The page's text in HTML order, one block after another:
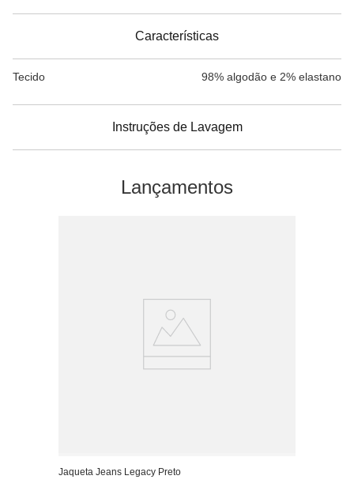
Características
Tecido 98% algodão e 2% elastano
Instruções de Lavagem
Lançamentos
Jaqueta Jeans Legacy Preto